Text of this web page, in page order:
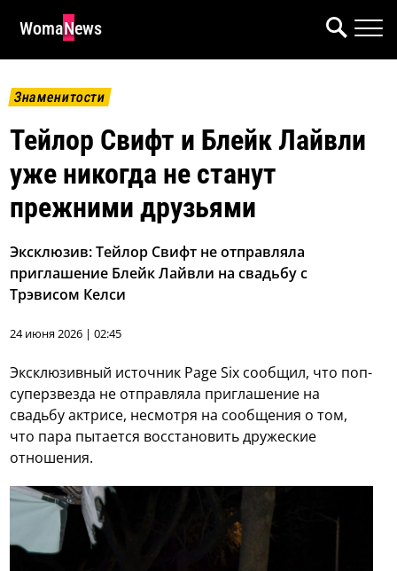
WomaNews
Знаменитости
Тейлор Свифт и Блейк Лайвли
уже никогда не станут
прежними друзьями
Эксклюзив: Тейлор Свифт не отправляла
приглашение Блейк Лайвли на свадьбу с
Трэвисом Келси
24 июня 2026 | 02:45
Эксклюзивный источник Page Six сообщил, что поп-
суперзвезда не отправляла приглашение на
свадьбу актрисе, несмотря на сообщения о том,
что пара пытается восстановить дружеские
отношения.